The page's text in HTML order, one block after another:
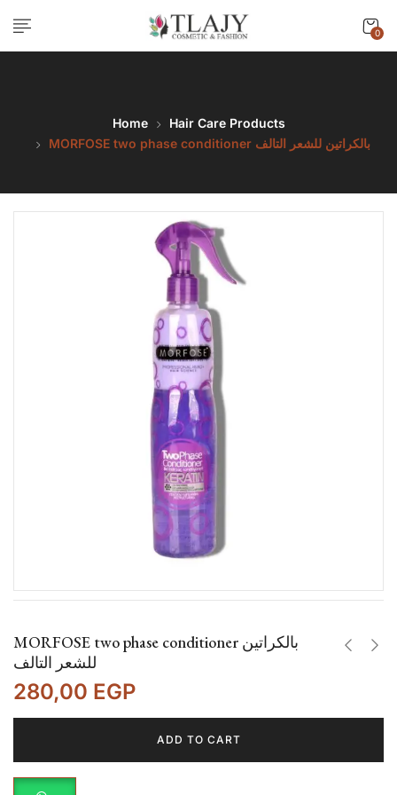
0
Home
Hair Care Products
MORFOSE two phase conditioner بالكراتين للشعر التالف
MORFOSE two phase conditioner بالكراتين
للشعر التالف
280,00 EGP
ADD TO CART